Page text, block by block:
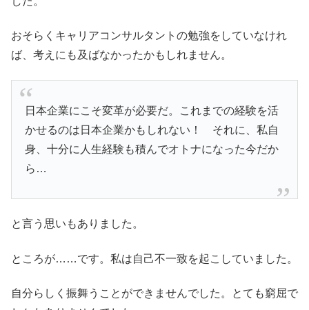
おそらくキャリアコンサルタントの勉強をしていなけれ
ば、考えにも及ばなかったかもしれません。
日本企業にこそ変革が必要だ。これまでの経験を活
かせるのは日本企業かもしれない！ それに、私自
身、十分に人生経験も積んでオトナになった今だか
ら…
と言う思いもありました。
ところが……です。私は自己不一致を起こしていました。
自分らしく振舞うことができませんでした。とても窮屈で